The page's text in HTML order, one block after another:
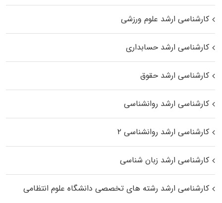
کارشناسی ارشد علوم ورزشی
کارشناسی ارشد حسابداری
کارشناسی ارشد حقوق
کارشناسی ارشد روانشناسی
کارشناسی ارشد روانشناسی ۲
کارشناسی ارشد زبان شناسی
کارشناسی ارشد رﺷﺘﻪ ﻫﺎی تخصصی داﻧﺸﮕﺎه ﻋﻠﻮم انتظامی